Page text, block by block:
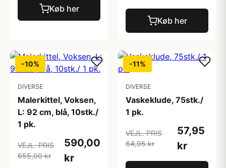
Køb her
Køb her
-10%
DIVERSE
Malerkittel, Voksen,
L: 92 cm, blå, 10stk./
1 pk.
VEJL. PRIS
655,00 kr
590,00
kr
-11%
DIVERSE
Vaskeklude, 75stk./
1 pk.
VEJL. PRIS
64,95 kr
57,95
kr